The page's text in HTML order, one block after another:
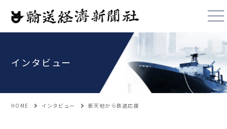
インタビュー
HOME インタビュー 新天地から鉄道応援